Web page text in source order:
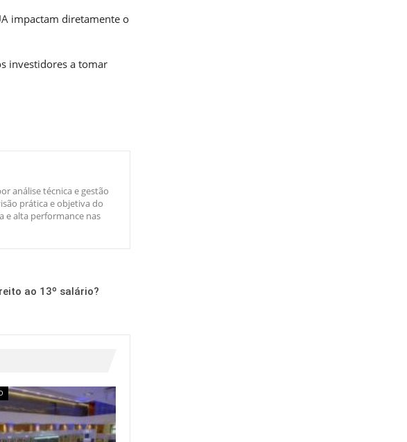
impactam diretamente o
investidores a tomar
análise técnica e gestão
prática e objetiva do
e alta performance nas
ao 13º salário?